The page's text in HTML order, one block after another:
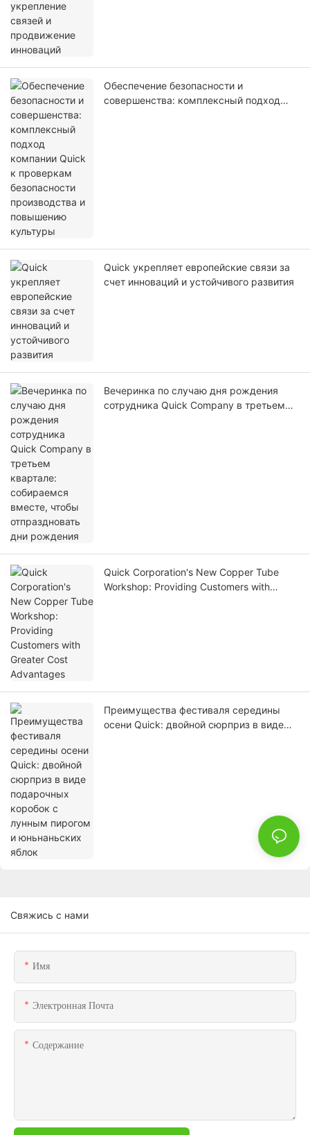
Обеспечение безопасности и
совершенства: комплексный подход
Quick укрепляет европейские связи за
счет инноваций и устойчивого развития
Вечеринка по случаю дня рождения
сотрудника Quick Company в третьем
Quick Corporation's New Copper Tube
Workshop: Providing Customers with
Преимущества фестиваля середины
осени Quick: двойной сюрприз в виде
Свяжись с нами
Имя
Электронная Почта
Содержание